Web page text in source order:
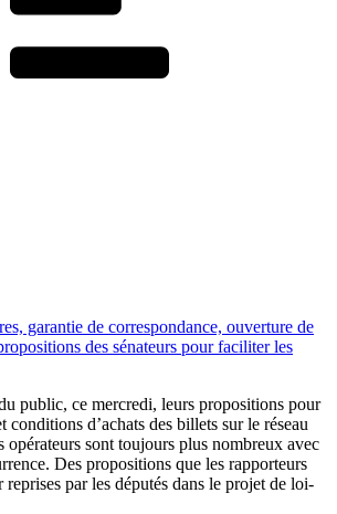
garantie de correspondance, ouverture de
des sénateurs pour faciliter les
public, ce mercredi, leurs propositions pour
conditions d’achats des billets sur le réseau
opérateurs sont toujours plus nombreux avec
Des propositions que les rapporteurs
par les députés dans le projet de loi-